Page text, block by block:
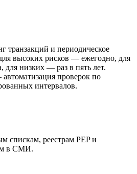
транзакций и периодическое
высоких рисков — ежегодно, для
для низких — раз в пять лет.
проверок по
интервалов.
спискам, реестрам PEP и
в СМИ.